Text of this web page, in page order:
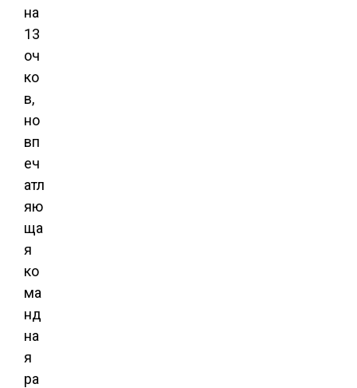
на
13
оч
ко
в,
но
вп
еч
атл
яю
ща
я
ко
ма
нд
на
я
ра